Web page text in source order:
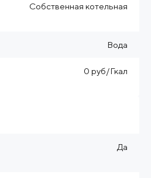
Собственная котельная
Вода
0 руб/Гкал
Да